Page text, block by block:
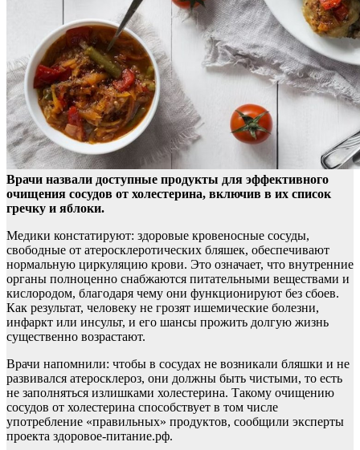
Врачи назвали доступные продукты для эффективного
очищения сосудов от холестерина, включив в их список
гречку и яблоки.
Медики констатируют: здоровые кровеносные сосуды,
свободные от атеросклеротических бляшек, обеспечивают
нормальную циркуляцию крови. Это означает, что внутренние
органы полноценно снабжаются питательными веществами и
кислородом, благодаря чему они функционируют без сбоев.
Как результат, человеку не грозят ишемические болезни,
инфаркт или инсульт, и его шансы прожить долгую жизнь
существенно возрастают.
Врачи напомнили: чтобы в сосудах не возникали бляшки и не
развивался атеросклероз, они должны быть чистыми, то есть
не заполняться излишками холестерина. Такому очищению
сосудов от холестерина способствует в том числе
употребление «правильных» продуктов, сообщили эксперты
проекта здоровое-питание.рф.